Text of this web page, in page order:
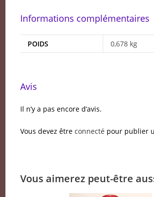
Informations complémentaires
POIDS 0,678 kg
Avis
Il n’y a pas encore d’avis.
Vous devez êtreconnecté pour publier
Vous aimerez peut-être